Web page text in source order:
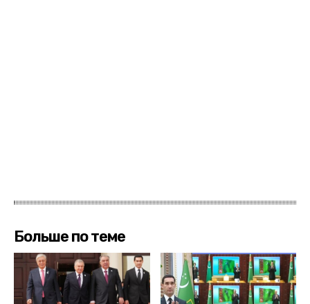
Больше по теме